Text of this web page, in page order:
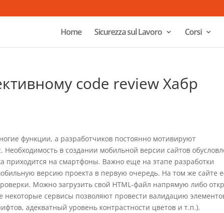
Home Sicurezza sul Lavoro Corsi
code review Хабр
функции, а разработчиков постоянно мотивируют
в создании мобильной версии сайтов
приходится на смартфоны. Важно еще на этапе разработки
версию проекта в первую очередь. На том же сайте
Можно загрузить свой HTML-файл напрямую либо
некоторые сервисы позволяют провести валидацию
адекватный уровень контрастности цветов и т.п.).